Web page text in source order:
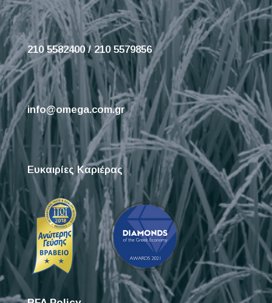
210 5582400 / 210 5579856
info@omega.com.gr
Ευκαιρίες Καριέρας